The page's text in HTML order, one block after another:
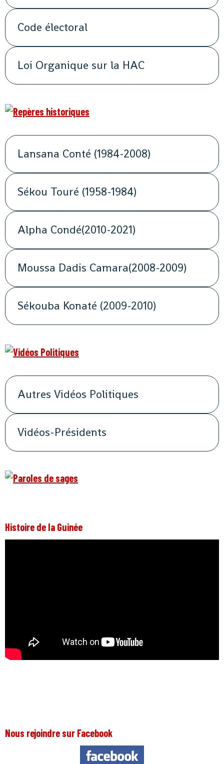
Code électoral
Loi Organique sur la HAC
Lansana Conté (1984-2008)
Sékou Touré (1958-1984)
Alpha Condé(2010-2021)
Moussa Dadis Camara(2008-2009)
Sékouba Konaté (2009-2010)
Autres Vidéos Politiques
Vidéos-Présidents
Histoire de la Guinée
Nous rejoindre sur Facebook